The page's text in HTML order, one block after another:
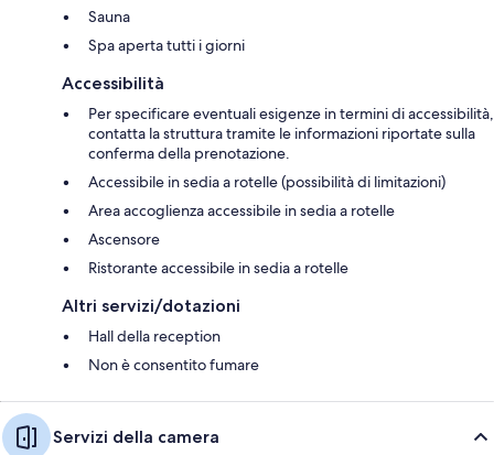
Sauna
Spa aperta tutti i giorni
Accessibilità
Per specificare eventuali esigenze in termini di accessibilità,
contatta la struttura tramite le informazioni riportate sulla
conferma della prenotazione.
Accessibile in sedia a rotelle (possibilità di limitazioni)
Area accoglienza accessibile in sedia a rotelle
Ascensore
Ristorante accessibile in sedia a rotelle
Altri servizi/dotazioni
Hall della reception
Non è consentito fumare
Servizi della camera